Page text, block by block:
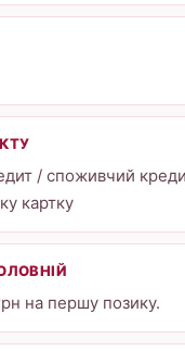
/ споживчий
картку
на першу позику.